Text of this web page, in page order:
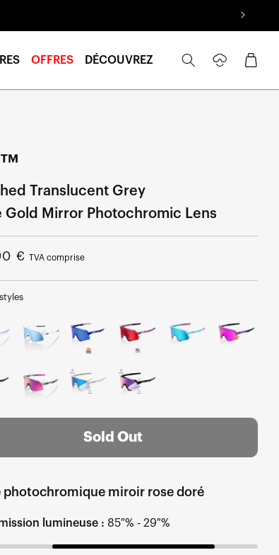
OFFRES DÉCOUVREZ
connecter
Panier
Translucent Grey
Gold Mirror Photochromic Lens
€ TVA comprise
Sold Out
photochromique miroir rose doré
lumineuse : 85 % - 29 %